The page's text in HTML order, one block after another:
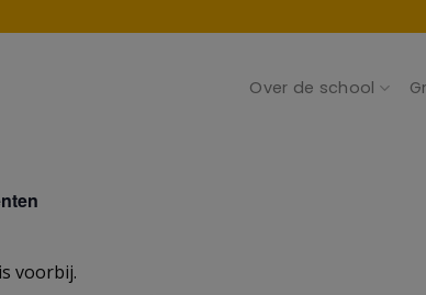
Over de school
voorbij.